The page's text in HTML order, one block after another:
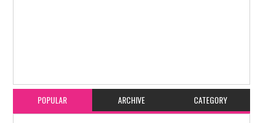
POPULAR ARCHIVE CATEGORY